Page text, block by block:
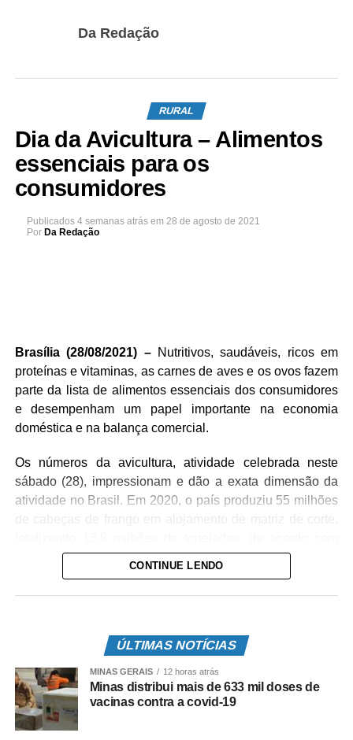
Da Redação
RURAL
Dia da Avicultura – Alimentos
essenciais para os
consumidores
Publicados 4 semanas atrás em 28 de agosto de 2021
Por Da Redação
Brasília (28/08/2021) –Nutritivos, saudáveis, ricos em
proteínas e vitaminas, as carnes de aves e os ovos fazem
parte da lista de alimentos essenciais dos consumidores
e desempenham um papel importante na economia
doméstica e na balança comercial.
Os números da avicultura, atividade celebrada neste
sábado (28), impressionam e dão a exata dimensão da
atividade no Brasil. Em 2020, o país produziu 55 milhões
dados da Associação Brasileira de Proteína Animal
(ABPA). Desse total, 35,47% foi produzido pelo estado do
Paraná, 14,88% por Santa Catarina e 14,02% pelo Rio
O desempenho e esforço dos avicultores também
contribuem para manter o Brasil na liderança mundial de
exportação de frango. Segundo a Secex, só no ano
passado, o país embarcou 4,23 milhões de toneladas
para mais de 150 países. Os principais destinos foram
CONTINUE LENDO
ÚLTIMAS NOTÍCIAS
MINAS GERAIS 12 horas atrás
Minas distribui mais de 633 mil doses de
vacinas contra a covid-19